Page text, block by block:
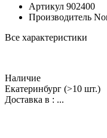
Артикул 902400
Производитель
Все характеристики
Наличие
Екатеринбург (>10 шт.)
Доставка в : ...